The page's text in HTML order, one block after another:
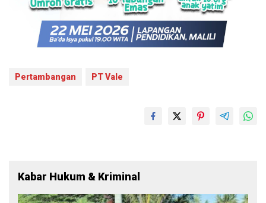
Pertambangan PT Vale
Kabar Hukum & Kriminal